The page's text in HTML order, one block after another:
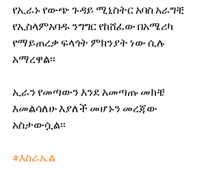
የኢራኑ የውጭ ጉዳይ ሚኒስትር አባስ አራግቺ
የኢስላምአባዱ ንግግር የከሸፈው በአሜሪካ
የማይጠረቃ ፍላጎት ምክንያት ነው ሲሉ
አማረዋል፡፡
ኢራን የመጣውን እንደ አመጣጡ መክቼ
እመልሳለሁ እያለች መሆኑን መረጃው
አስታውሷል፡፡
#እስራኤል